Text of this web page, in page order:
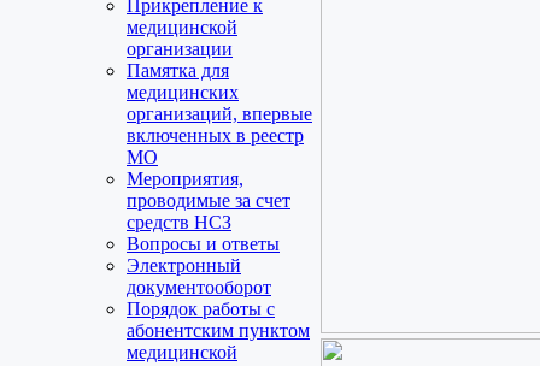
Прикрепление к
медицинской
организации
Памятка для
медицинских
организаций, впервые
включенных в реестр
МО
Мероприятия,
проводимые за счет
средств НСЗ
Вопросы и ответы
Электронный
документооборот
Порядок работы с
абонентским пунктом
медицинской